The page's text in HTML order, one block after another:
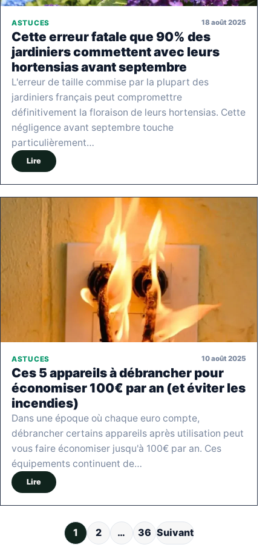
ASTUCES 18 août 2025
Cette erreur fatale que 90% des
jardiniers commettent avec leurs
hortensias avant septembre
L'erreur de taille commise par la plupart des
jardiniers français peut compromettre
définitivement la floraison de leurs hortensias. Cette
négligence avant septembre touche
particulièrement…
Lire
ASTUCES 10 août 2025
Ces 5 appareils à débrancher pour
économiser 100€ par an (et éviter les
incendies)
Dans une époque où chaque euro compte,
débrancher certains appareils après utilisation peut
vous faire économiser jusqu'à 100€ par an. Ces
équipements continuent de…
Lire
Pagination des publications
1 2 … 36 Suivant